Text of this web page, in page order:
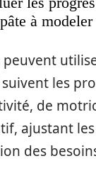
à modeler
peuvent
les
de
ajustant
des